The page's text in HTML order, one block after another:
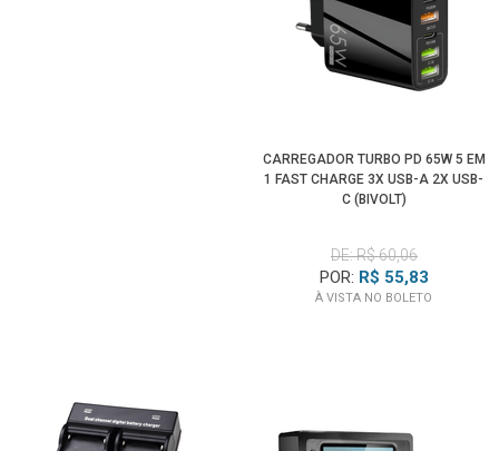
CARREGADOR TURBO PD 65W 5 EM
1 FAST CHARGE 3X USB-A 2X USB-
C (BIVOLT)
DE: R$ 60,06
POR: R$ 55,83
À VISTA NO BOLETO